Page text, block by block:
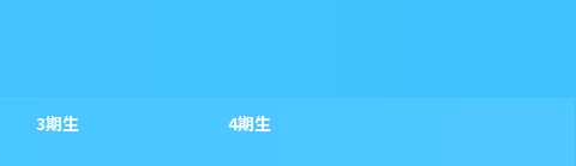
3期生
4期生